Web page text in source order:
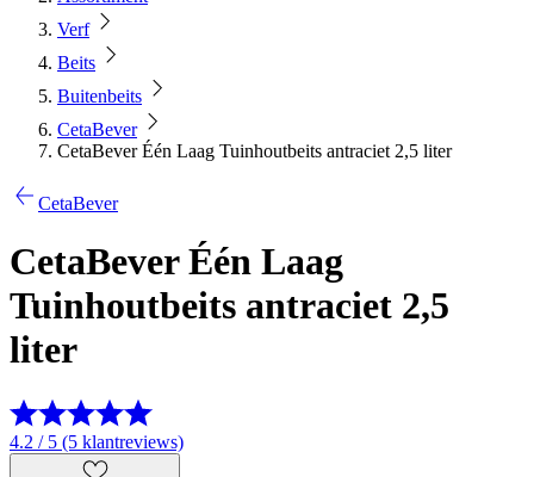
Verf
Beits
Buitenbeits
CetaBever
CetaBever Één Laag Tuinhoutbeits antraciet 2,5 liter
CetaBever
CetaBever Één Laag
Tuinhoutbeits antraciet 2,5
liter
4.2 / 5 (5 klantreviews)